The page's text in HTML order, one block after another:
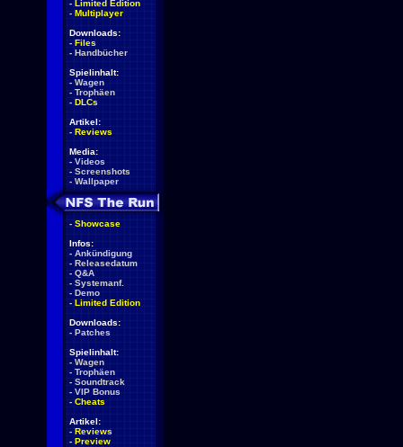
- Limited Edition
- Multiplayer
Downloads:
- Files
- Handbücher
Spielinhalt:
- Wagen
- Trophäen
- DLCs
Artikel:
- Reviews
Media:
- Videos
- Screenshots
- Wallpaper
- Showcase
Infos:
- Ankündigung
- Releasedatum
- Q&A
- Systemanf.
- Demo
- Limited Edition
Downloads:
- Patches
Spielinhalt:
- Wagen
- Trophäen
- Soundtrack
- VIP Bonus
- Cheats
Artikel:
- Reviews
- Preview